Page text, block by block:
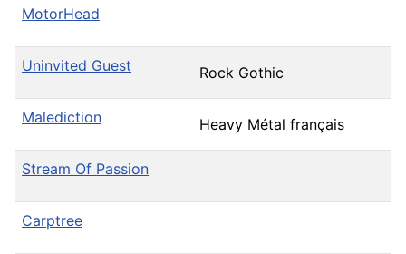
MotorHead
Uninvited Guest Rock Gothic
Malediction Heavy Métal français
Stream Of Passion
Carptree